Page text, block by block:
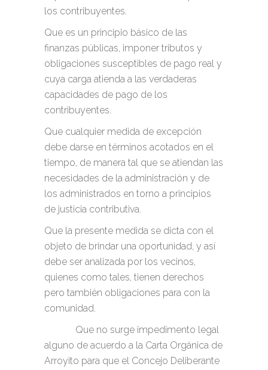
los contribuyentes.
Que es un principio básico de las
finanzas públicas, imponer tributos y
obligaciones susceptibles de pago real y
cuya carga atienda a las verdaderas
capacidades de pago de los
contribuyentes.
Que cualquier medida de excepción
debe darse en términos acotados en el
tiempo, de manera tal que se atiendan las
necesidades de la administración y de
los administrados en torno a principios
de justicia contributiva.
Que la presente medida se dicta con el
objeto de brindar una oportunidad, y así
debe ser analizada por los vecinos,
quienes como tales, tienen derechos
pero también obligaciones para con la
comunidad.
Que no surge impedimento legal
alguno de acuerdo a la Carta Orgánica de
Arroyito para que el Concejo Deliberante